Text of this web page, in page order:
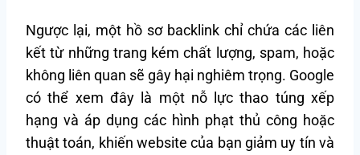
Ngược lại, một hồ sơ backlink chỉ chứa các liên
kết từ những trang kém chất lượng, spam, hoặc
không liên quan sẽ gây hại nghiêm trọng. Google
có thể xem đây là một nỗ lực thao túng xếp
hạng và áp dụng các hình phạt thủ công hoặc
thuật toán, khiến website của bạn giảm uy tín và